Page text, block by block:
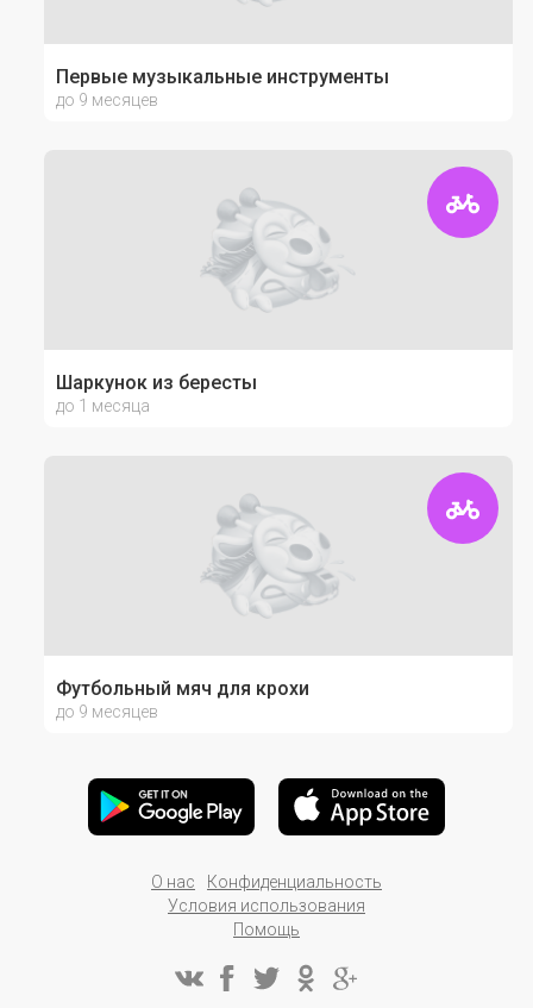
Первые музыкальные инструменты
до 9 месяцев
Шаркунок из бересты
до 1 месяца
Футбольный мяч для крохи
до 9 месяцев
О нас
Конфиденциальность
Условия использования
Помощь